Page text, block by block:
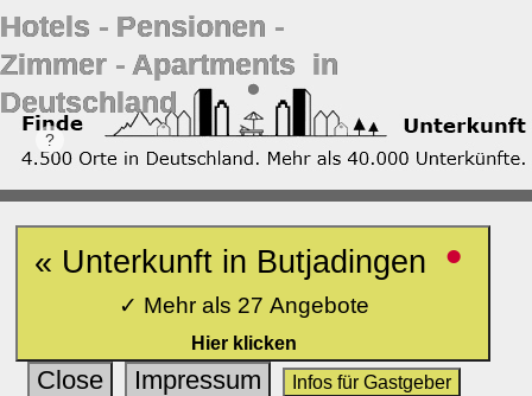
Hotels ‐ Pensionen ‐
Zimmer ‐ Apartments in
Deutschland
« Unterkunft in Butjadingen •
✓ Mehr als 27 Angebote
Hier klicken
Close Impressum Infos für Gastgeber